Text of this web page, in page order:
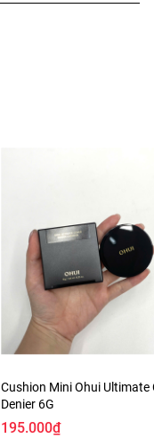
Cushion Mini Ohui Ultimate
Denier 6G
195.000₫